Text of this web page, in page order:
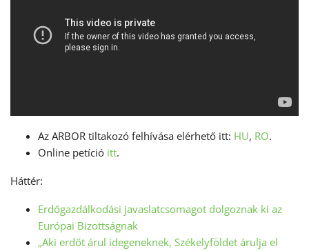
Az ARBOR tiltakozó felhívása elérhető itt: HU, RO.
Online petíció itt.
Háttér:
Erdőgazdálkodási javaslatcsomagot dolgoznak ki az
Európai Bizottságnak
„Aki erdőt árul idegeneknek, Székelyföldet árulja el